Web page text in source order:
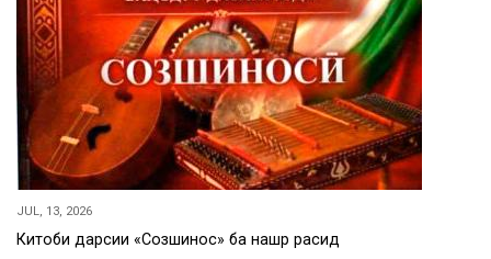
JUL, 13, 2026
Китоби дарсии «Созшиносӣ» ба нашр расид